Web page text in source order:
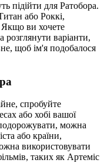
підійти для Ратобора.
або Роккі,
Якщо ви хочете
варіанти,
щоб ім'я подобалося
спробуйте
або хобі вашої
можна
або країни,
використовувати
таких як Артеміс